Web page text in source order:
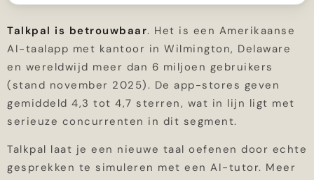
Talkpal is betrouwbaar. Het is een Amerikaanse
AI-taalapp met kantoor in Wilmington, Delaware
en wereldwijd meer dan 6 miljoen gebruikers
(stand november 2025). De app-stores geven
gemiddeld 4,3 tot 4,7 sterren, wat in lijn ligt met
serieuze concurrenten in dit segment.
Talkpal laat je een nieuwe taal oefenen door echte
gesprekken te simuleren met een AI-tutor. Meer